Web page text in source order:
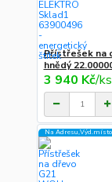
Přístřešek na
hnědý
3 940 Kč/ks
Na